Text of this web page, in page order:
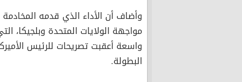
وأضاف أن الأداء الذي قدمه
مواجهة الولايات المتحدة
واسعة أعقبت تصريحات للرئيس
البطولة.